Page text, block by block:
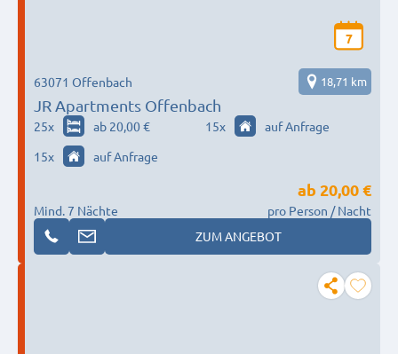
7
JR Apartments Offenbach
63071 Offenbach 18,71 km
25x ab 20,00 € 15x
auf Anfrage
15x auf Anfrage
Mind. 7 Nächte
ab 20,00 €
pro Person / Nacht
ZUM ANGEBOT